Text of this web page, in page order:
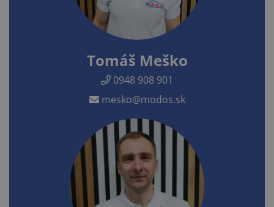
Tomáš Meško
0948 908 901
mesko@modos.sk